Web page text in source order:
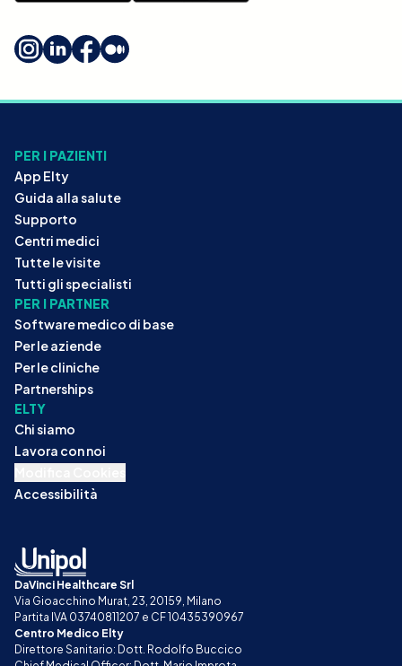
PER I PAZIENTI
App Elty
Guida alla salute
Supporto
Centri medici
Tutte le visite
Tutti gli specialisti
PER I PARTNER
Software medico di base
Per le aziende
Per le cliniche
Partnerships
ELTY
Chi siamo
Lavora con noi
Accessibilità
DaVinci Healthcare Srl
Via Gioacchino Murat, 23, 20159, Milano
Partita IVA 03740811207 e CF 10435390967
Centro Medico Elty
Direttore Sanitario: Dott. Rodolfo Buccico